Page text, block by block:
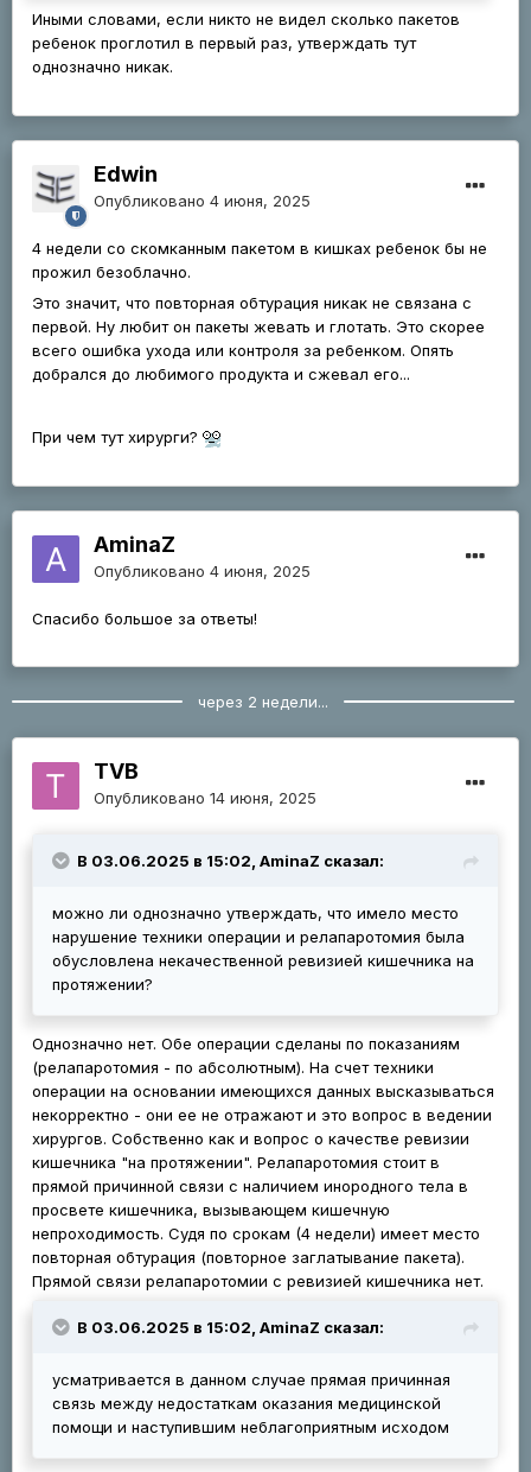
Иными словами, если никто не видел сколько пакетов
ребенок проглотил в первый раз, утверждать тут
однозначно никак.
Edwin
Опубликовано 4 июня, 2025
4 недели со скомканным пакетом в кишках ребенок бы не
прожил безоблачно.
Это значит, что повторная обтурация никак не связана с
первой. Ну любит он пакеты жевать и глотать. Это скорее
всего ошибка ухода или контроля за ребенком. Опять
добрался до любимого продукта и сжевал его...
При чем тут хирурги?
AminaZ
Опубликовано 4 июня, 2025
Спасибо большое за ответы!
через 2 недели...
TVB
Опубликовано 14 июня, 2025
В 03.06.2025 в 15:02, AminaZ сказал:
можно ли однозначно утверждать, что имело место
нарушение техники операции и релапаротомия была
обусловлена некачественной ревизией кишечника на
протяжении?
Однозначно нет. Обе операции сделаны по показаниям
(релапаротомия - по абсолютным). На счет техники
операции на основании имеющихся данных высказываться
некорректно - они ее не отражают и это вопрос в ведении
хирургов. Собственно как и вопрос о качестве ревизии
кишечника "на протяжении". Релапаротомия стоит в
прямой причинной связи с наличием инородного тела в
просвете кишечника, вызывающем кишечную
непроходимость. Судя по срокам (4 недели) имеет место
повторная обтурация (повторное заглатывание пакета).
Прямой связи релапаротомии с ревизией кишечника нет.
В 03.06.2025 в 15:02, AminaZ сказал:
усматривается в данном случае прямая причинная
связь между недостаткам оказания медицинской
помощи и наступившим неблагоприятным исходом